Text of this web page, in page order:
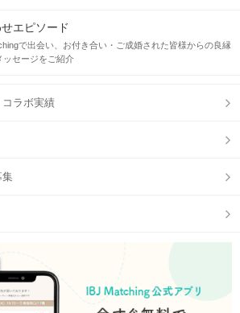
せエピソード
で出会い、お付き合い・ご成婚された皆様からの良縁
ッセージをご紹介
ラボ実績